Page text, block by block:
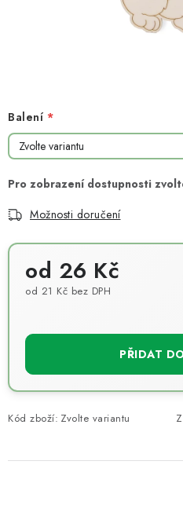
Hodnocení obchodu
Podmínky ochrany osobních údajů
Moje objednávka
Balení
Možnosti doručení
od 26 Kč
od 21 Kč bez DPH
PŘIDAT
Kód zboží: Zvolte variantu